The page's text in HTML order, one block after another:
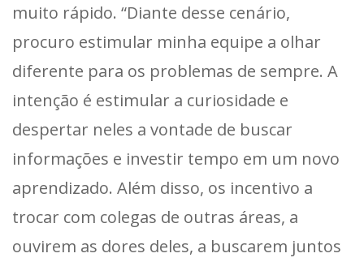
muito rápido. “Diante desse cenário,
procuro estimular minha equipe a olhar
diferente para os problemas de sempre. A
intenção é estimular a curiosidade e
despertar neles a vontade de buscar
informações e investir tempo em um novo
aprendizado. Além disso, os incentivo a
trocar com colegas de outras áreas, a
ouvirem as dores deles, a buscarem juntos